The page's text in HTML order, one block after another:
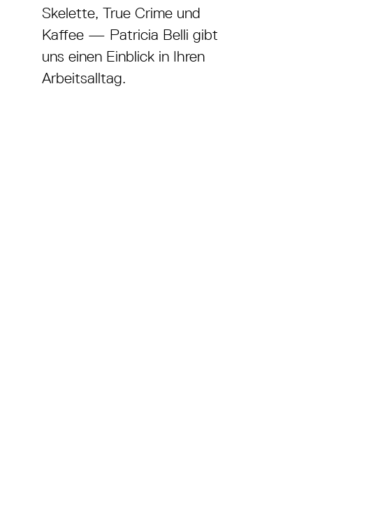
Skelette, True Crime und
Kaffee — Patricia Belli gibt
uns einen Einblick in Ihren
Arbeitsalltag.